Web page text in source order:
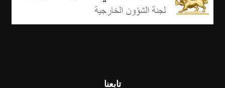
تابعنا